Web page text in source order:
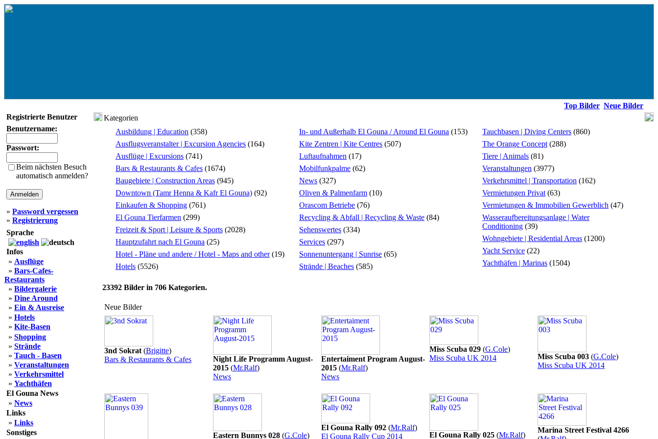
Top Bilder Neue Bilder
Registrierte Benutzer
Benutzername:
Passwort:
Beim nächsten Besuch
automatisch anmelden?
» Password vergessen
» Registrierung
Sprache
Infos
» Ausflüge
» Bars-Cafes-
Restaurants
» Bildergalerie
» Dine Around
» Ein & Ausreise
» Hotels
» Kite-Basen
» Shopping
» Strände
» Tauch - Basen
» Veranstaltungen
» Verkehrsmittel
» Yachthäfen
El Gouna News
» News
Links
» Links
Sonstiges
Kategorien
Ausbildung | Education (358)
Ausflugsveranstalter | Excursion Agencies (164)
Ausflüge | Excursions (741)
Bars & Restaurants & Cafes (1674)
Baugebiete | Construction Areas (945)
Downtown (Tamr Henna & Kafr El Gouna) (92)
Einkaufen & Shopping (761)
El Gouna Tierfarmen (299)
Freizeit & Sport | Leisure & Sports (2028)
Hauptzufahrt nach El Gouna (25)
Hotel - Pläne und andere / Hotel - Maps and other(19)
Hotels (5526)
In- und Außerhalb El Gouna / Around El Gouna (153)
Kite Zentren | Kite Centres (507)
Luftaufnahmen (17)
Mobilfunkpalme (62)
News (327)
Oliven & Palmenfarm (10)
Orascom Betriebe (76)
Recycling & Abfall | Recycling & Waste (84)
Sehenswertes (334)
Services (297)
Sonnenuntergang | Sunrise (65)
Strände | Beaches (585)
Tauchbasen | Diving Centers (860)
The Orange Concept (288)
Tiere | Animals (81)
Veranstaltungen (3977)
Verkehrsmittel | Transportation (162)
Vermietungen Privat (63)
Vermietungen & Immobilien Gewerblich (47)
Wasseraufbereitungsanlage | Water
Conditioning (39)
Wohngebiete | Residential Areas (1200)
Yacht Service (22)
Yachthäfen | Marinas (1504)
23392 Bilder in 706 Kategorien.
Neue Bilder
3nd Sokrat (Brigitte)
Bars & Restaurants & Cafes
Night Life Programm August-
2015 (Mr.Ralf)
News
Entertaiment Program August-
2015 (Mr.Ralf)
News
Miss Scuba 029 (G.Cole)
Miss Scuba UK 2014
Miss Scuba 003 (G.Cole)
Miss Scuba UK 2014
Eastern Bunnys 028 (G.Cole)
El Gouna Rally 092 (Mr.Ralf)
El Gouna Rally Cup 2014
El Gouna Rally 025 (Mr.Ralf)
Marina Street Festival 4266